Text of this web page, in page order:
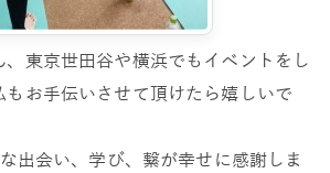
、東京世田谷や横浜でもイベントをし
もお手伝いさせて頂けたら嬉しいで
出会い、学び、繋が幸せに感謝しま